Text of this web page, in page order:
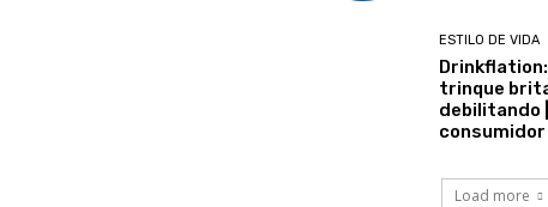
ESTILO DE VIDA
Drinkflation:
trinque
debilitando
consumidor
Load more